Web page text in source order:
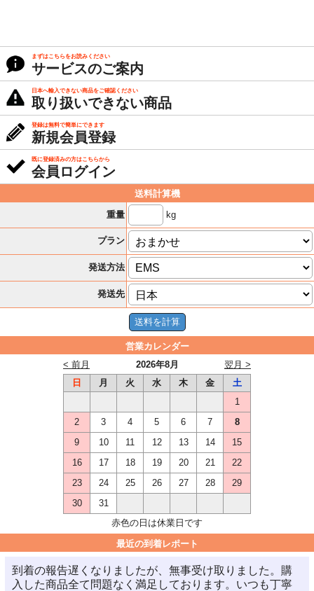
まずはこちらをお読みください
サービスのご案内
日本へ輸入できない商品をご確認ください
取り扱いできない商品
登録は無料で簡単にできます
新規会員登録
既に登録済みの方はこちらから
会員ログイン
送料計算機
重量
kg
プラン
発送方法
発送先
営業カレンダー
2026年8月
< 前月
翌月 >
日
月 火 水 木 金
土
1
2
3 4 5 6 7
8
9
10 11 12 13 14
15
16
17 18 19 20 21
22
23
24 25 26 27 28
29
30
31
赤色の日は休業日です
最近の到着レポート
到着の報告遅くなりましたが、無事受け取りました。購
入した商品全て問題なく満足しております。いつも丁寧